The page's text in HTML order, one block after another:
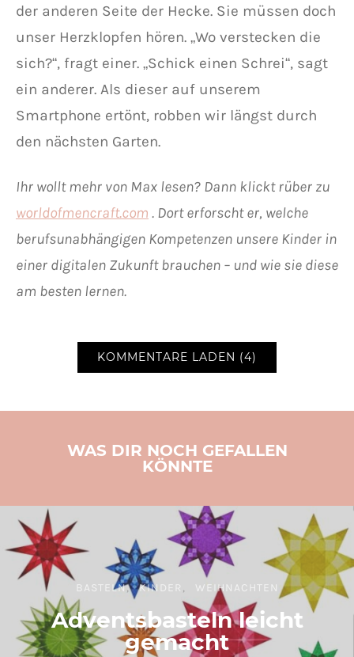
der anderen Seite der Hecke. Sie müssen doch
unser Herzklopfen hören. „Wo verstecken die
sich?“, fragt einer. „Schick einen Schrei“, sagt
ein anderer. Als dieser auf unserem
Smartphone ertönt, robben wir längst durch
den nächsten Garten.
Ihr wollt mehr von Max lesen? Dann klickt rüber zu
worldofmencraft.com . Dort erforscht er, welche
berufsunabhängigen Kompetenzen unsere Kinder in
einer digitalen Zukunft brauchen – und wie sie diese
am besten lernen.
KOMMENTARE LADEN (4)
WAS DIR NOCH GEFALLEN
KÖNNTE
BASTELN KINDER WEIHNACHTEN
Adventsbasteln leicht
gemacht